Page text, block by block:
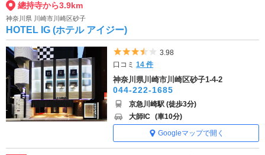
總持寺から3.9km
神奈川県 川崎市川崎区砂子
HOTEL IG (ホテル アイジー)
5つ星のうち3.5
3.98
口コミ14 件
神奈川県川崎市川崎区砂子1-4-2
044-222-1685
京急川崎駅 (徒歩3分)
大師IC (車10分)
Googleマップで開く